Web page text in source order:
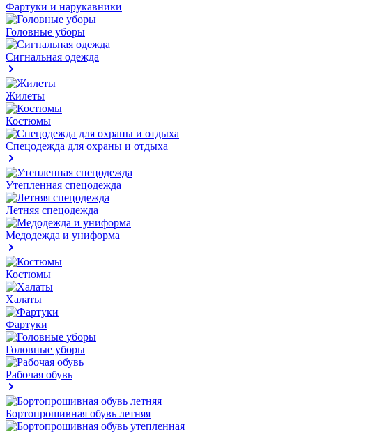
Фартуки и нарукавники
Головные уборы
Сигнальная одежда
Жилеты
Костюмы
Спецодежда для охраны и отдыха
Утепленная спецодежда
Летняя спецодежда
Медодежда и униформа
Костюмы
Халаты
Фартуки
Головные уборы
Рабочая обувь
Бортопрошивная обувь летняя